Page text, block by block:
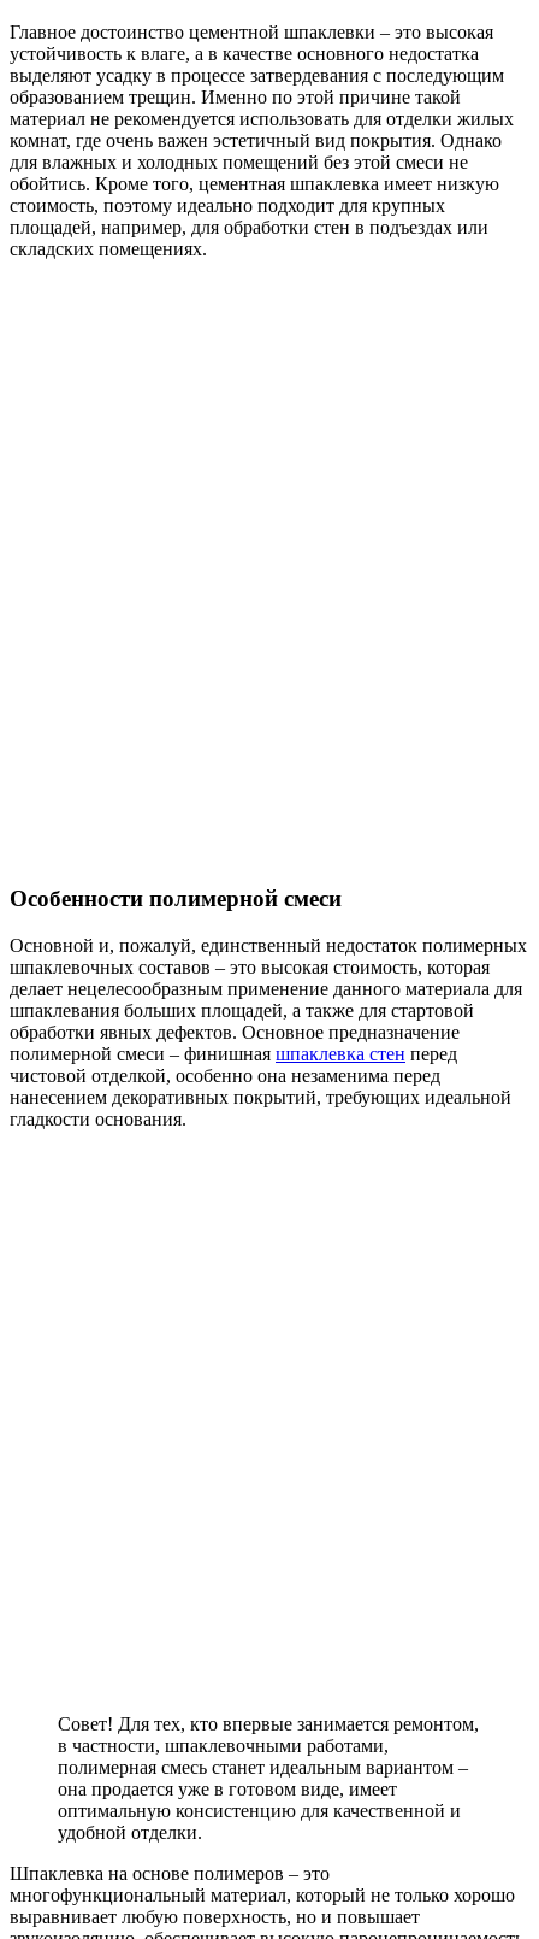
Главное достоинство цементной шпаклевки – это высокая
устойчивость к влаге, а в качестве основного недостатка
выделяют усадку в процессе затвердевания с последующим
образованием трещин. Именно по этой причине такой
материал не рекомендуется использовать для отделки жилых
комнат, где очень важен эстетичный вид покрытия. Однако
для влажных и холодных помещений без этой смеси не
обойтись. Кроме того, цементная шпаклевка имеет низкую
стоимость, поэтому идеально подходит для крупных
площадей, например, для обработки стен в подъездах или
складских помещениях.
Особенности полимерной смеси
Основной и, пожалуй, единственный недостаток полимерных
шпаклевочных составов – это высокая стоимость, которая
делает нецелесообразным применение данного материала для
шпаклевания больших площадей, а также для стартовой
обработки явных дефектов. Основное предназначение
полимерной смеси – финишная шпаклевка стен перед
чистовой отделкой, особенно она незаменима перед
нанесением декоративных покрытий, требующих идеальной
гладкости основания.
Совет! Для тех, кто впервые занимается ремонтом,
в частности, шпаклевочными работами,
полимерная смесь станет идеальным вариантом –
она продается уже в готовом виде, имеет
оптимальную консистенцию для качественной и
удобной отделки.
Шпаклевка на основе полимеров – это
многофункциональный материал, который не только хорошо
выравнивает любую поверхность, но и повышает